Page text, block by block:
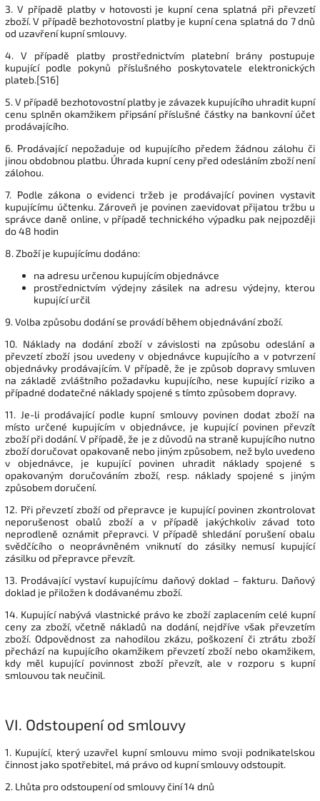
3. V případě platby v hotovosti je kupní cena splatná při převzetí
zboží. V případě bezhotovostní platby je kupní cena splatná do 7 dnů
od uzavření kupní smlouvy.
4. V případě platby prostřednictvím platební brány postupuje
kupující podle pokynů příslušného poskytovatele elektronických
plateb.[S16]
5. V případě bezhotovostní platby je závazek kupujícího uhradit kupní
cenu splněn okamžikem připsání příslušné částky na bankovní účet
prodávajícího.
6. Prodávající nepožaduje od kupujícího předem žádnou zálohu či
jinou obdobnou platbu. Úhrada kupní ceny před odesláním zboží není
zálohou.
7. Podle zákona o evidenci tržeb je prodávající povinen vystavit
kupujícímu účtenku. Zároveň je povinen zaevidovat přijatou tržbu u
správce daně online, v případě technického výpadku pak nejpozději
do 48 hodin
8. Zboží je kupujícímu dodáno:
na adresu určenou kupujícím objednávce
prostřednictvím výdejny zásilek na adresu výdejny, kterou
kupující určil
9.Volba způsobu dodání se provádí během objednávání zboží.
10. Náklady na dodání zboží v závislosti na způsobu odeslání a
převzetí zboží jsou uvedeny v objednávce kupujícího a v potvrzení
objednávky prodávajícím. V případě, že je způsob dopravy smluven
na základě zvláštního požadavku kupujícího, nese kupující riziko a
případné dodatečné náklady spojené s tímto způsobem dopravy.
11. Je-li prodávající podle kupní smlouvy povinen dodat zboží na
místo určené kupujícím v objednávce, je kupující povinen převzít
zboží při dodání. V případě, že je z důvodů na straně kupujícího nutno
zboží doručovat opakovaně nebo jiným způsobem, než bylo uvedeno
v objednávce, je kupující povinen uhradit náklady spojené s
opakovaným doručováním zboží, resp. náklady spojené s jiným
způsobem doručení.
12. Při převzetí zboží od přepravce je kupující povinen zkontrolovat
neporušenost obalů zboží a v případě jakýchkoliv závad toto
neprodleně oznámit přepravci. V případě shledání porušení obalu
svědčícího o neoprávněném vniknutí do zásilky nemusí kupující
zásilku od přepravce převzít.
13. Prodávající vystaví kupujícímu daňový doklad – fakturu. Daňový
doklad je přiložen k dodávanému zboží.
14. Kupující nabývá vlastnické právo ke zboží zaplacením celé kupní
ceny za zboží, včetně nákladů na dodání, nejdříve však převzetím
zboží. Odpovědnost za nahodilou zkázu, poškození či ztrátu zboží
přechází na kupujícího okamžikem převzetí zboží nebo okamžikem,
kdy měl kupující povinnost zboží převzít, ale v rozporu s kupní
smlouvou tak neučinil.
VI. Odstoupení od smlouvy
1. Kupující, který uzavřel kupní smlouvu mimo svoji podnikatelskou
činnost jako spotřebitel, má právo od kupní smlouvy odstoupit.
2. Lhůta pro odstoupení od smlouvy činí 14 dnů